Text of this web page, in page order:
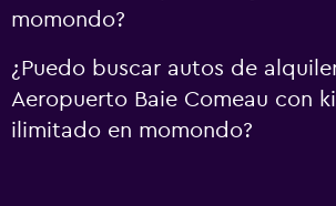
momondo?
¿Puedo buscar autos de
Aeropuerto Baie Comeau con
ilimitado en momondo?